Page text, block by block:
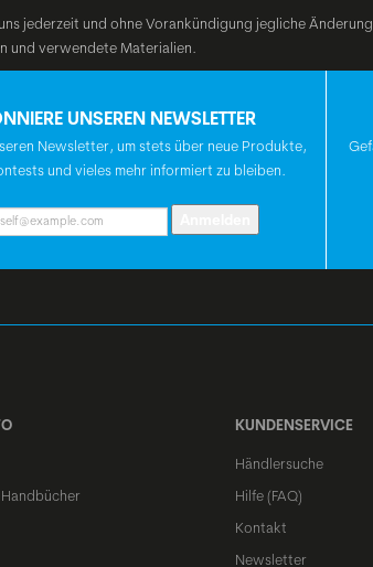
jederzeit und ohne Vorankündigung jegliche
und verwendete Materialien.
UNSEREN NEWSLETTER
Newsletter, um stets über neue Produkte,
und vieles mehr informiert zu bleiben.
KUNDENSERVICE
Händlersuche
Hilfe (FAQ)
Kontakt
Newsletter